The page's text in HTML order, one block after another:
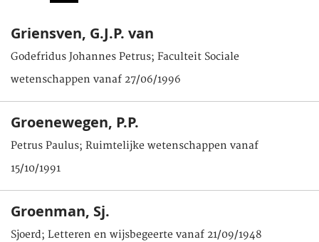
Griensven, G.J.P. van
Godefridus Johannes Petrus; Faculteit Sociale
wetenschappen vanaf 27/06/1996
Groenewegen, P.P.
Petrus Paulus; Ruimtelijke wetenschappen vanaf
15/10/1991
Groenman, Sj.
Sjoerd; Letteren en wijsbegeerte vanaf 21/09/1948